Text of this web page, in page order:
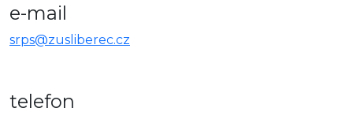
e-mail
srps@zusliberec.cz
telefon